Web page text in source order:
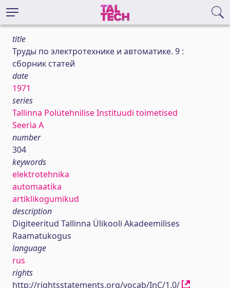
title
Труды по электротехнике и автоматике. 9 :
сборник статей
date
1971
series
Tallinna Polütehnilise Instituudi toimetised
Seeria A
number
304
keywords
elektrotehnika
automaatika
artiklikogumikud
description
Digiteeritud Tallinna Ülikooli Akadeemilises
Raamatukogus
language
rus
rights
http://rightsstatements.org/vocab/InC/1.0/